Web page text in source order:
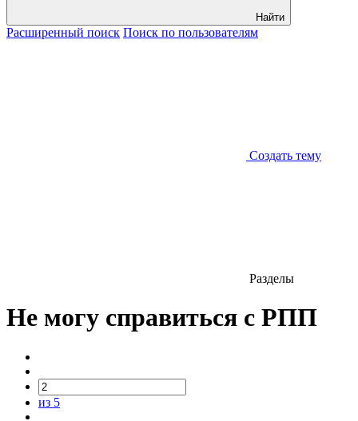
Найти
Расширенный поиск Поиск по пользователям
Создать тему
Разделы
Не могу справиться с РПП
из 5